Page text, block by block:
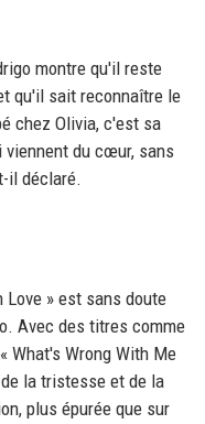
montre qu'il reste
qu'il sait reconnaître le
chez Olivia, c'est sa
du cœur, sans
il déclaré.
Love » est sans doute
Avec des titres comme
What's Wrong With Me
la tristesse et de la
plus épurée que sur